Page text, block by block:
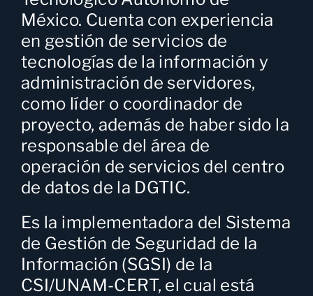
México. Cuenta con experiencia
en gestión de servicios de
tecnologías de la información y
administración de servidores,
como líder o coordinador de
proyecto, además de haber sido la
responsable del área de
operación de servicios del centro
de datos de la DGTIC.
Es la implementadora del Sistema
de Gestión de Seguridad de la
Información (SGSI) de la
CSI/UNAM-CERT, el cual está